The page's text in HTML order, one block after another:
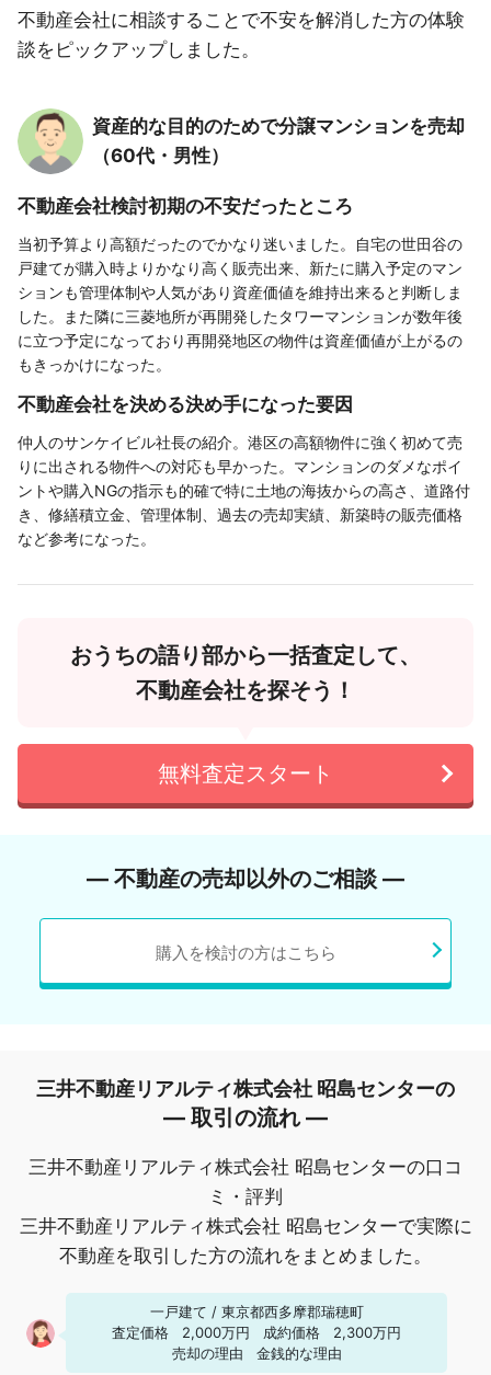
不動産会社に相談することで不安を解消した方の体験
談をピックアップしました。
資産的な目的のためで分譲マンションを売却
（60代・男性）
不動産会社検討初期の不安だったところ
当初予算より高額だったのでかなり迷いました。自宅の世田谷の
戸建てが購入時よりかなり高く販売出来、新たに購入予定のマン
ションも管理体制や人気があり資産価値を維持出来ると判断しま
した。また隣に三菱地所が再開発したタワーマンションが数年後
に立つ予定になっており再開発地区の物件は資産価値が上がるの
もきっかけになった。
不動産会社を決める決め手になった要因
仲人のサンケイビル社長の紹介。港区の高額物件に強く初めて売
りに出される物件への対応も早かった。マンションのダメなポイ
ントや購入NGの指示も的確で特に土地の海抜からの高さ、道路付
き、修繕積立金、管理体制、過去の売却実績、新築時の販売価格
など参考になった。
おうちの語り部から一括査定して、
不動産会社を探そう！
無料査定スタート
― 不動産の売却以外のご相談 ―
購入を検討の方はこちら
三井不動産リアルティ株式会社 昭島センターの
― 取引の流れ ―
三井不動産リアルティ株式会社 昭島センターの口コ
ミ・評判
三井不動産リアルティ株式会社 昭島センターで実際に
不動産を取引した方の流れをまとめました。
一戸建て / 東京都西多摩郡瑞穂町
査定価格
2,000万円 成約価格
2,300万円
売却の理由
金銭的な理由